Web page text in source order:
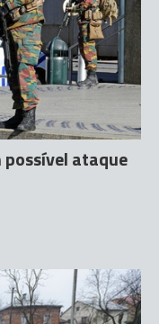
ataque